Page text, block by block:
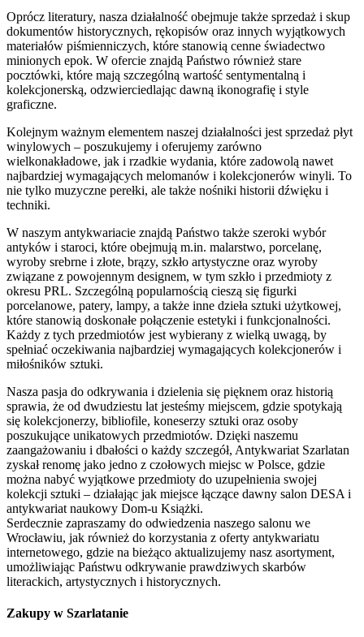
Oprócz literatury, nasza działalność obejmuje także sprzedaż i skup
dokumentów historycznych, rękopisów oraz innych wyjątkowych
materiałów piśmienniczych, które stanowią cenne świadectwo
minionych epok. W ofercie znajdą Państwo również stare
pocztówki, które mają szczególną wartość sentymentalną i
kolekcjonerską, odzwierciedlając dawną ikonografię i style
graficzne.
Kolejnym ważnym elementem naszej działalności jest sprzedaż płyt
winylowych – poszukujemy i oferujemy zarówno
wielkonakładowe, jak i rzadkie wydania, które zadowolą nawet
najbardziej wymagających melomanów i kolekcjonerów winyli. To
nie tylko muzyczne perełki, ale także nośniki historii dźwięku i
techniki.
W naszym antykwariacie znajdą Państwo także szeroki wybór
antyków i staroci, które obejmują m.in. malarstwo, porcelanę,
wyroby srebrne i złote, brązy, szkło artystyczne oraz wyroby
związane z powojennym designem, w tym szkło i przedmioty z
okresu PRL. Szczególną popularnością cieszą się figurki
porcelanowe, patery, lampy, a także inne dzieła sztuki użytkowej,
które stanowią doskonałe połączenie estetyki i funkcjonalności.
Każdy z tych przedmiotów jest wybierany z wielką uwagą, by
spełniać oczekiwania najbardziej wymagających kolekcjonerów i
miłośników sztuki.
Nasza pasja do odkrywania i dzielenia się pięknem oraz historią
sprawia, że od dwudziestu lat jesteśmy miejscem, gdzie spotykają
się kolekcjonerzy, bibliofile, koneserzy sztuki oraz osoby
poszukujące unikatowych przedmiotów. Dzięki naszemu
zaangażowaniu i dbałości o każdy szczegół, Antykwariat Szarlatan
zyskał renomę jako jedno z czołowych miejsc w Polsce, gdzie
można nabyć wyjątkowe przedmioty do uzupełnienia swojej
kolekcji sztuki – działając jak miejsce łączące dawny salon DESA i
antykwariat naukowy Dom-u Książki.
Serdecznie zapraszamy do odwiedzenia naszego salonu we
Wrocławiu, jak również do korzystania z oferty antykwariatu
internetowego, gdzie na bieżąco aktualizujemy nasz asortyment,
umożliwiając Państwu odkrywanie prawdziwych skarbów
literackich, artystycznych i historycznych.
Zakupy w Szarlatanie